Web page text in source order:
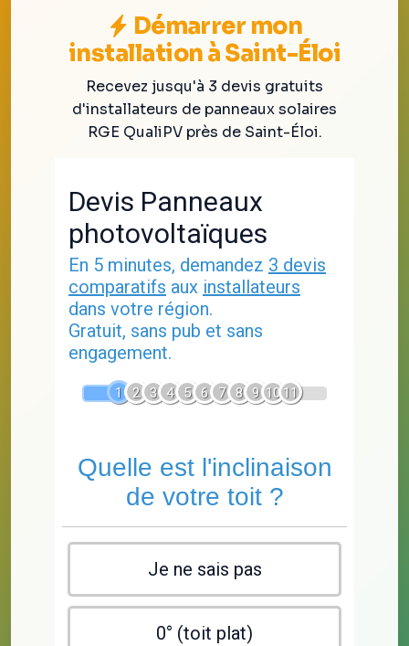
Démarrer mon
installation à Saint-Éloi
Recevez jusqu'à 3 devis gratuits
d'installateurs de panneaux solaires
RGE QualiPV près de Saint-Éloi.
Devis Panneaux
photovoltaïques
En 5 minutes, demandez 3 devis
comparatifs aux installateurs
dans votre région.
Gratuit, sans pub et sans
engagement.
1 2 3 4 5 6 7 8 9 10 11
Quelle est l'inclinaison
de votre toit ?
Je ne sais pas
0° (toit plat)